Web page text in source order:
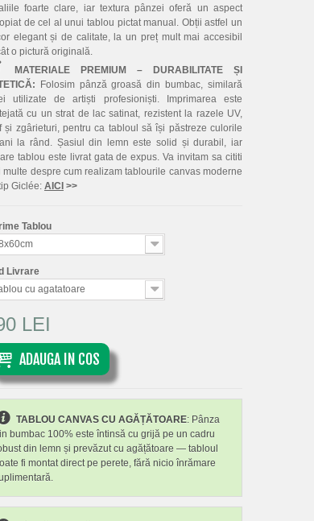
foarte clare, iar textura pânzei oferă un aspect
de cel al unui tablou pictat manual. Obții astfel un
elegant și de calitate, la un preț mult mai accesibil
o pictură originală.
MATERIALE PREMIUM – DURABILITATE ȘI
Folosim pânză groasă din bumbac, similară
utilizate de artiști profesioniști. Imprimarea este
cu un strat de lac satinat, rezistent la razele UV,
și zgârieturi, pentru ca tabloul să își păstreze culorile
la rând. Șasiul din lemn este solid și durabil, iar
tablou este livrat gata de expus. Va invitam sa cititi
multe despre cum realizam tablourile canvas moderne
Giclée: AICI>>
Tablou
Livrare
cu agatatoare
LEI
ADAUGA IN COS
TABLOU CANVAS CU AGĂȚĂTOARE: Pânza
bumbac 100% este întinsă cu grijă pe un cadru
din lemn și prevăzut cu agățătoare — tabloul
fi montat direct pe perete, fără nicio înrămare